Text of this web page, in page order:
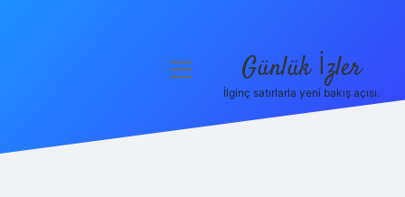
menüyü
Günlük İzler
İlginç satırlarla yeni bakış açısı.